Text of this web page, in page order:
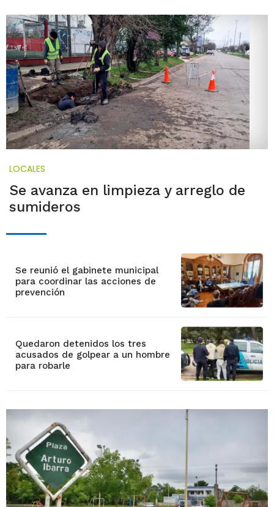
LOCALES
Se avanza en limpieza y arreglo de
sumideros
Se reunió el gabinete municipal
para coordinar las acciones de
prevención
Quedaron detenidos los tres
acusados de golpear a un hombre
para robarle